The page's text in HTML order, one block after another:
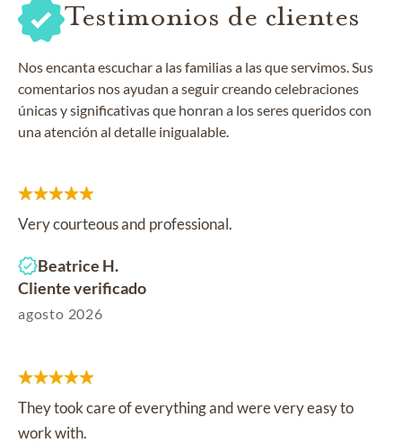
Testimonios de clientes
Nos encanta escuchar a las familias a las que servimos. Sus
comentarios nos ayudan a seguir creando celebraciones
únicas y significativas que honran a los seres queridos con
una atención al detalle inigualable.
Very courteous and professional.
Beatrice H.
Cliente verificado
agosto 2026
They took care of everything and were very easy to
work with.